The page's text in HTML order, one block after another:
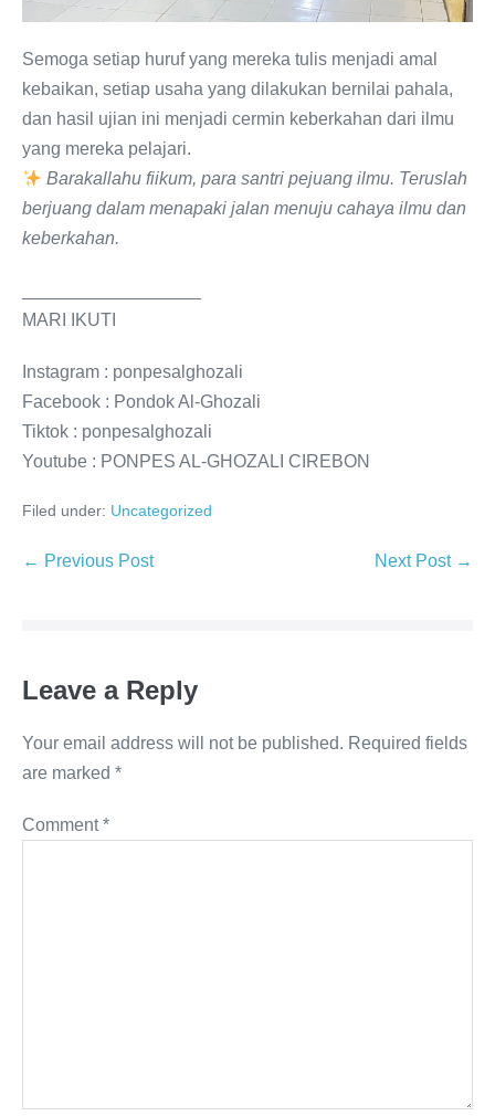
Semoga setiap huruf yang mereka tulis menjadi amal
kebaikan, setiap usaha yang dilakukan bernilai pahala,
dan hasil ujian ini menjadi cermin keberkahan dari ilmu
yang mereka pelajari.
Barakallahu fiikum, para santri pejuang ilmu. Teruslah
berjuang dalam menapaki jalan menuju cahaya ilmu dan
keberkahan.
MARI IKUTI
Instagram : ponpesalghozali
Facebook : Pondok Al-Ghozali
Tiktok : ponpesalghozali
Youtube : PONPES AL-GHOZALI CIREBON
Filed under: Uncategorized
Post
← Previous Post Next Post →
Leave a Reply
Your email address will not be published. Required fields
are marked *
Comment*